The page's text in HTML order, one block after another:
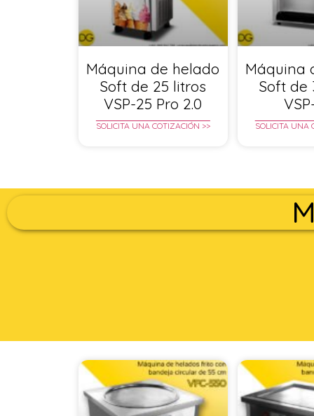
Máquina de helado
Soft de 25 litros
VSP-25 Pro 2.0
SOLICITA UNA COTIZACIÓN >>
Máquina
Soft de
SOLICITA UNA